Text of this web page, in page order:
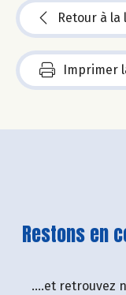
Retour à la
Imprimer
Restons en
....et retrouvez